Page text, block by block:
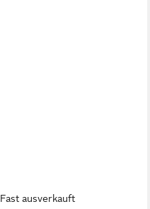
Fast ausverkauft